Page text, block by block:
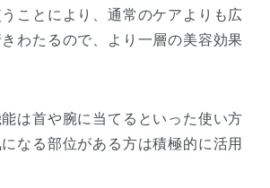
ことにより、通常のケアよりも広
わたるので、より一層の美容効果
は首や腕に当てるといった使い方
なる部位がある方は積極的に活用